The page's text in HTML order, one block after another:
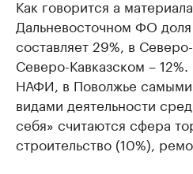
Как говорится а
Дальневосточном ФО
составляет 29%, в
Северо-Кавказском –
НАФИ, в Поволжье
видами деятельности
себя» считаются сфера
строительство (10%),